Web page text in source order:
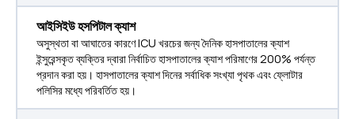
আইসিইউ হসপিটাল ক্যাশ
অসুস্থতা বা আঘাতের কারণে ICU খরচের জন্য দৈনিক হাসপাতালের ক্যাশ
ইন্সুরেন্সকৃত ব্যক্তির দ্বারা নির্বাচিত হাসপাতালের ক্যাশ পরিমাণের 200% পর্যন্ত
প্রদান করা হয়। হাসপাতালের ক্যাশ দিনের সর্বাধিক সংখ্যা পৃথক এবং ফ্লোটার
পলিসির মধ্যে পরিবর্তিত হয়।